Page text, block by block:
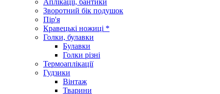
Зворотний бік подушок
Пір'я
Кравецькі ножиці *
Голки, булавки
Булавки
Голки різні
Термоаплікації
Гудзики
Вінтаж
Тварини